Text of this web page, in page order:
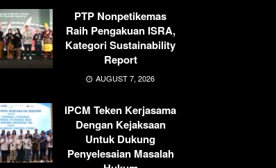
PTP Nonpetikemas
Raih Pengakuan ISRA,
Kategori Sustainability
Report
AUGUST 7, 2026
IPCM Teken Kerjasama
Dengan Kejaksaan
Untuk Dukung
Penyelesaian Masalah